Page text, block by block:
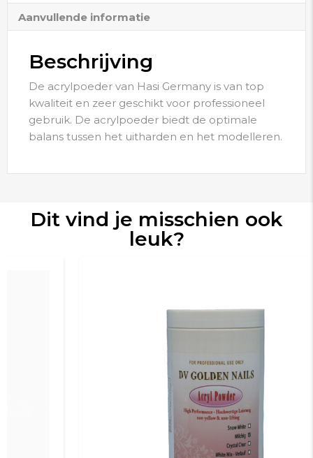
Aanvullende informatie
Beschrijving
De acrylpoeder van Hasi Germany is van top
kwaliteit en zeer geschikt voor professioneel
gebruik. De acrylpoeder biedt de optimale
balans tussen het uitharden en het modelleren.
Dit vind je misschien ook
leuk?